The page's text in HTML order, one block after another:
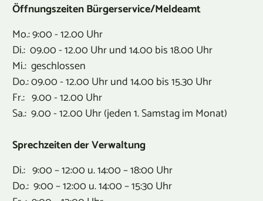
Öffnungszeiten Bürgerservice/Meldeamt
Mo.: 9:00 - 12.00 Uhr
Di.: 09.00 - 12.00 Uhr und 14.00 bis 18.00 Uhr
Mi.: geschlossen
Do.: 09.00 - 12.00 Uhr und 14.00 bis 15.30 Uhr
Fr.: 9.00 - 12.00 Uhr
Sa.: 9.00 - 12.00 Uhr (jeden 1. Samstag im Monat)
Sprechzeiten der Verwaltung
Di.: 9:00 – 12:00 u. 14:00 – 18:00 Uhr
Do.: 9:00 – 12:00 u. 14:00 – 15:30 Uhr